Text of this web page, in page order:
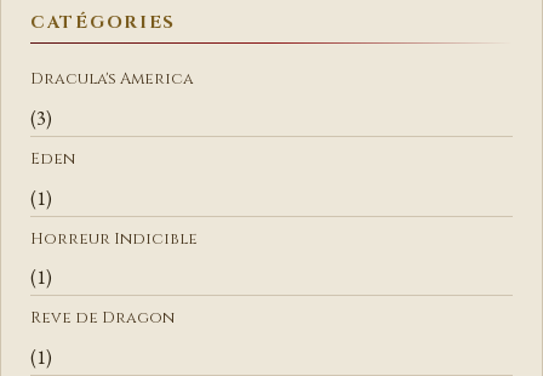
E
R
C
H
E
R
CATÉGORIES
Dracula's America
(3)
Eden
(1)
Horreur Indicible
(1)
Reve de Dragon
(1)